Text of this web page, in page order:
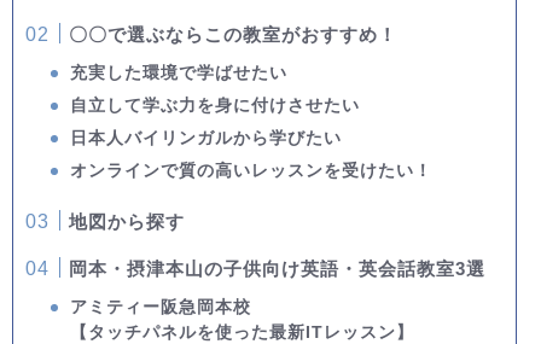
〇〇で選ぶならこの教室がおすすめ！
充実した環境で学ばせたい
自立して学ぶ力を身に付けさせたい
日本人バイリンガルから学びたい
オンラインで質の高いレッスンを受けたい！
地図から探す
岡本・摂津本山の子供向け英語・英会話教室3選
アミティー阪急岡本校
【タッチパネルを使った最新ITレッスン】